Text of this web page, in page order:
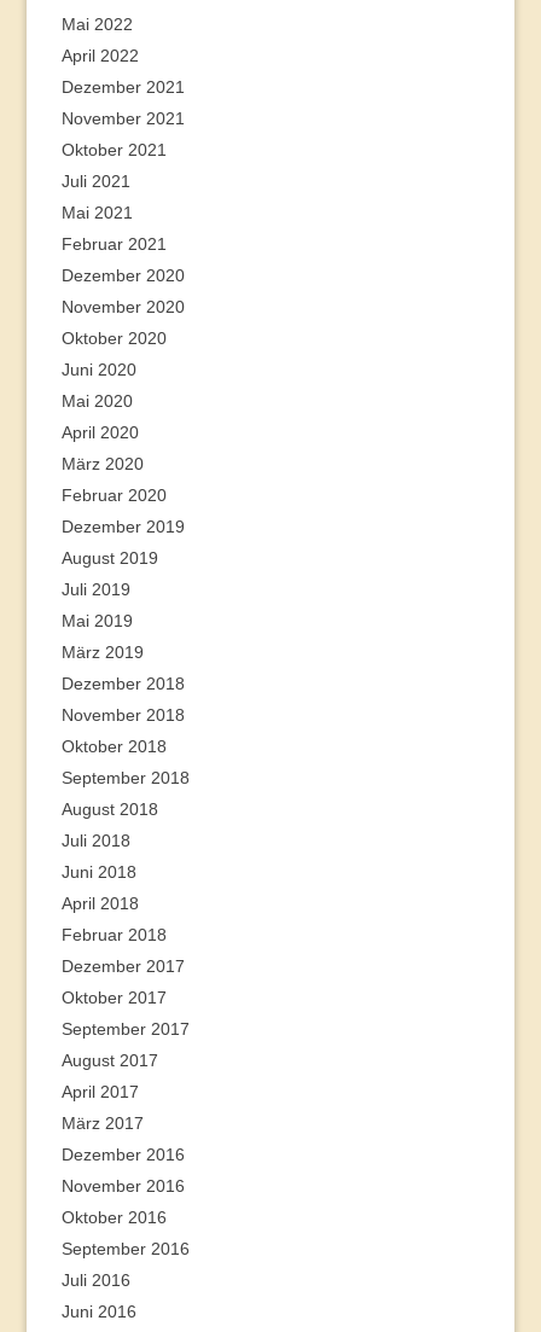
Mai 2022
April 2022
Dezember 2021
November 2021
Oktober 2021
Juli 2021
Mai 2021
Februar 2021
Dezember 2020
November 2020
Oktober 2020
Juni 2020
Mai 2020
April 2020
März 2020
Februar 2020
Dezember 2019
August 2019
Juli 2019
Mai 2019
März 2019
Dezember 2018
November 2018
Oktober 2018
September 2018
August 2018
Juli 2018
Juni 2018
April 2018
Februar 2018
Dezember 2017
Oktober 2017
September 2017
August 2017
April 2017
März 2017
Dezember 2016
November 2016
Oktober 2016
September 2016
Juli 2016
Juni 2016